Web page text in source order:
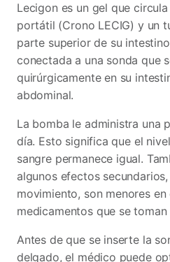
Lecigon es un gel que
portátil (Crono LECIG) y un
parte superior de su
conectada a una sonda que
quirúrgicamente en su
abdominal.
La bomba le administra una
día. Esto significa que el
sangre permanece igual.
algunos efectos
movimiento, son menores
medicamentos que se
Antes de que se inserte la
delgado, el médico puede